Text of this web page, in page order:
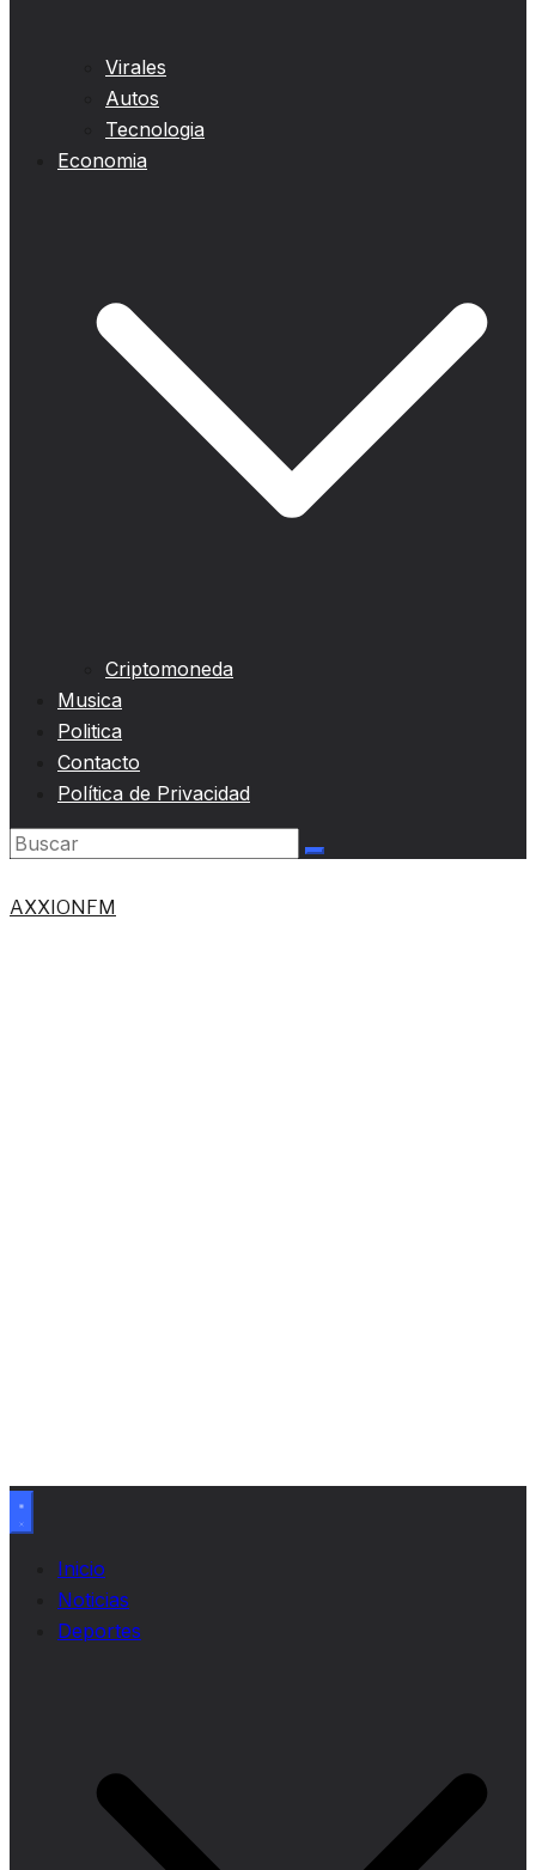
Virales
Autos
Tecnologia
Economia
Criptomoneda
Musica
Politica
Contacto
Política de Privacidad
AXXIONFM
Inicio
Noticias
Deportes